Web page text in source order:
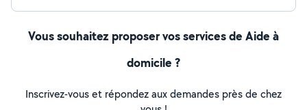
Vous souhaitez proposer vos services de Aide à
domicile ?
Inscrivez-vous et répondez aux demandes près de chez